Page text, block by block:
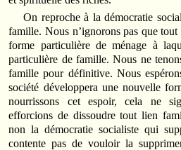
On reproche à la démocratie
famille. Nous n’ignorons pas que tout
forme particulière de ménage à
particulière de famille. Nous ne
famille pour définitive. Nous
société développera une nouvelle
nourrissons cet espoir, cela ne
efforcions de dissoudre tout lien
non la démocratie socialiste qui
contente pas de vouloir la